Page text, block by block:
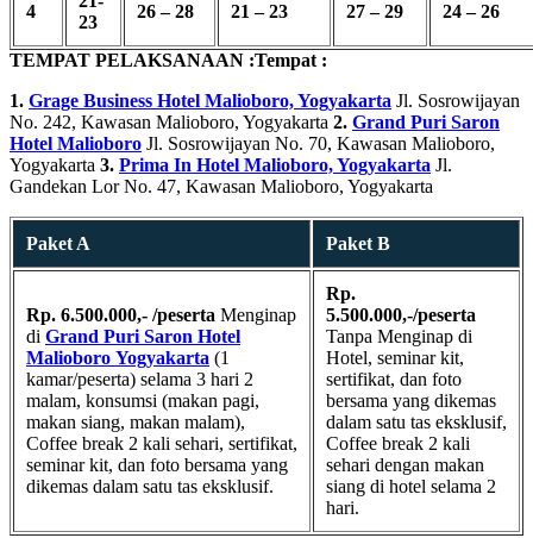
4
23
26 – 28 21 – 23 27 – 29 24 – 26
TEMPAT PELAKSANAAN :Tempat :
1. Grage Business Hotel Malioboro, Yogyakarta Jl. Sosrowijayan
No. 242, Kawasan Malioboro, Yogyakarta 2. Grand Puri Saron
Hotel Malioboro Jl. Sosrowijayan No. 70, Kawasan Malioboro,
Yogyakarta 3. Prima In Hotel Malioboro, Yogyakarta Jl.
Gandekan Lor No. 47, Kawasan Malioboro, Yogyakarta
Paket A Paket B
Rp. 6.500.000,- /peserta Menginap
di Grand Puri Saron Hotel
Malioboro Yogyakarta (1
kamar/peserta) selama 3 hari 2
malam, konsumsi (makan pagi,
makan siang, makan malam),
Coffee break 2 kali sehari, sertifikat,
seminar kit, dan foto bersama yang
dikemas dalam satu tas eksklusif.
Rp.
5.500.000,-/peserta
Tanpa Menginap di
Hotel, seminar kit,
sertifikat, dan foto
bersama yang dikemas
dalam satu tas eksklusif,
Coffee break 2 kali
sehari dengan makan
siang di hotel selama 2
hari.